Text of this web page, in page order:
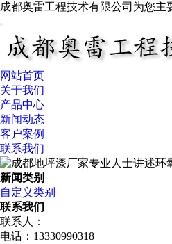
成都奥雷工程技术有限公司为您主
网站首页
关于我们
产品中心
新闻动态
客户案例
联系我们
新闻类别
自定义类别
联系我们
联系人：
电话：13330990318